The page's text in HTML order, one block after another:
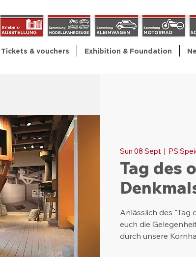
Tickets & vouchers Exhibition & Foundation
Sun 08 Sept
  |
Tag des
Anlässlich des "Tag
euch die
durch unsere